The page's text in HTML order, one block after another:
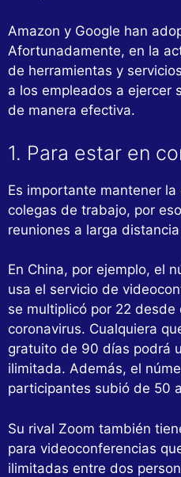
Amazon y Google han
Afortunadamente, en la
de herramientas y
a los empleados a ejercer
de manera efectiva.
1. Para estar en
Es importante mantener
colegas de trabajo, por
reuniones a larga
En China, por ejemplo, el
usa el servicio de
se multiplicó por 22 desde
coronavirus. Cualquiera
gratuito de 90 días podrá
ilimitada. Además, el
participantes subió de 50
Su rival Zoom también
para videoconferencias
ilimitadas entre dos